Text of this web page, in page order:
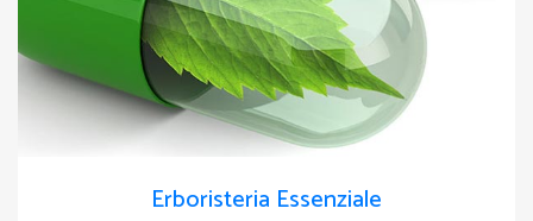
Erboristeria Essenziale